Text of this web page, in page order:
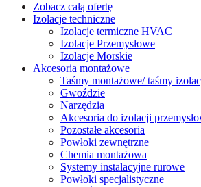
Zobacz całą ofertę
Izolacje techniczne
Izolacje termiczne HVAC
Izolacje Przemysłowe
Izolacje Morskie
Akcesoria montażowe
Taśmy montażowe/ taśmy
Gwoździe
Narzędzia
Akcesoria do izolacji
Pozostałe akcesoria
Powłoki zewnętrzne
Chemia montażowa
Systemy instalacyjne rurowe
Powłoki specjalistyczne